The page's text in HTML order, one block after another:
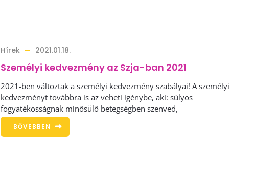
Hírek 2021.01.18.
Személyi kedvezmény az Szja-ban 2021
2021-ben változtak a személyi kedvezmény szabályai! A személyi
kedvezményt továbbra is az veheti igénybe, aki: súlyos
fogyatékosságnak minősülő betegségben szenved,
BŐVEBBEN